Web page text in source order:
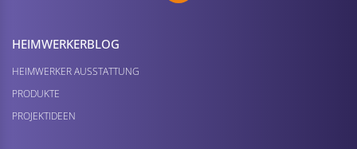
HEIMWERKER­BLOG
HEIMWERKER AUSSTATTUNG
PRODUKTE
PROJEKTIDEEN